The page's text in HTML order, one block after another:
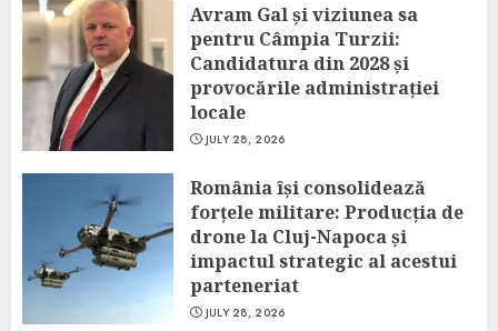
Avram Gal și viziunea sa
pentru Câmpia Turzii:
Candidatura din 2028 și
provocările administrației
locale
JULY 28, 2026
România își consolidează
forțele militare: Producția de
drone la Cluj-Napoca și
impactul strategic al acestui
parteneriat
JULY 28, 2026